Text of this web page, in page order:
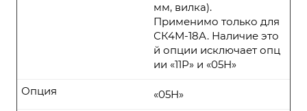
мм, вилка).
Применимо только для
СК4М-18А. Наличие это
й опции исключает опц
ии «11Р» и «05Н»
«05Н»
Опция